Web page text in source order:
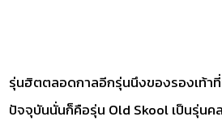
รุ่นฮิตตลอดกาลอีกรุ่นนึงของรองเท้า
ปัจจุบันนั่นก็คือรุ่น Old Skool เป็นรุ่น